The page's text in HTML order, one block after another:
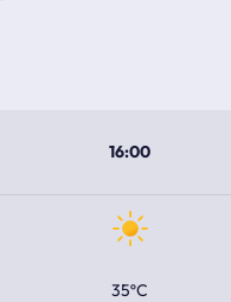
16:00
35ºC